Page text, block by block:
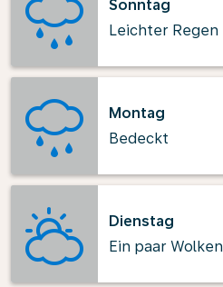
Sonntag
Leichter Regen
Montag
Bedeckt
Dienstag
Ein paar Wolken